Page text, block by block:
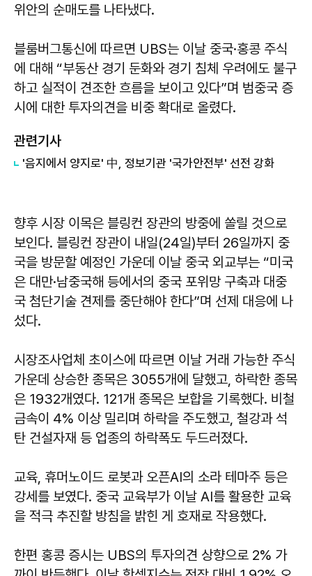
위안의 순매도를 나타냈다.
블룸버그통신에 따르면 UBS는 이날 중국·홍콩 주식
에 대해 “부동산 경기 둔화와 경기 침체 우려에도 불구
하고 실적이 견조한 흐름을 보이고 있다”며 범중국 증
시에 대한 투자의견을 비중 확대로 올렸다.
관련기사
'음지에서 양지로' 中, 정보기관 '국가안전부' 선전 강화
향후 시장 이목은 블링컨 장관의 방중에 쏠릴 것으로
보인다. 블링컨 장관이 내일(24일)부터 26일까지 중
국을 방문할 예정인 가운데 이날 중국 외교부는 “미국
은 대만·남중국해 등에서의 중국 포위망 구축과 대중
국 첨단기술 견제를 중단해야 한다”며 선제 대응에 나
섰다.
시장조사업체 초이스에 따르면 이날 거래 가능한 주식
가운데 상승한 종목은 3055개에 달했고, 하락한 종목
은 1932개였다. 121개 종목은 보합을 기록했다. 비철
금속이 4% 이상 밀리며 하락을 주도했고, 철강과 석
탄 건설자재 등 업종의 하락폭도 두드러졌다.
교육, 휴머노이드 로봇과 오픈AI의 소라 테마주 등은
강세를 보였다. 중국 교육부가 이날 AI를 활용한 교육
을 적극 추진할 방침을 밝힌 게 호재로 작용했다.
한편 홍콩 증시는 UBS의 투자의견 상향으로 2% 가